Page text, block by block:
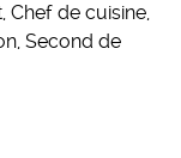
Chef de cuisine,
Second de